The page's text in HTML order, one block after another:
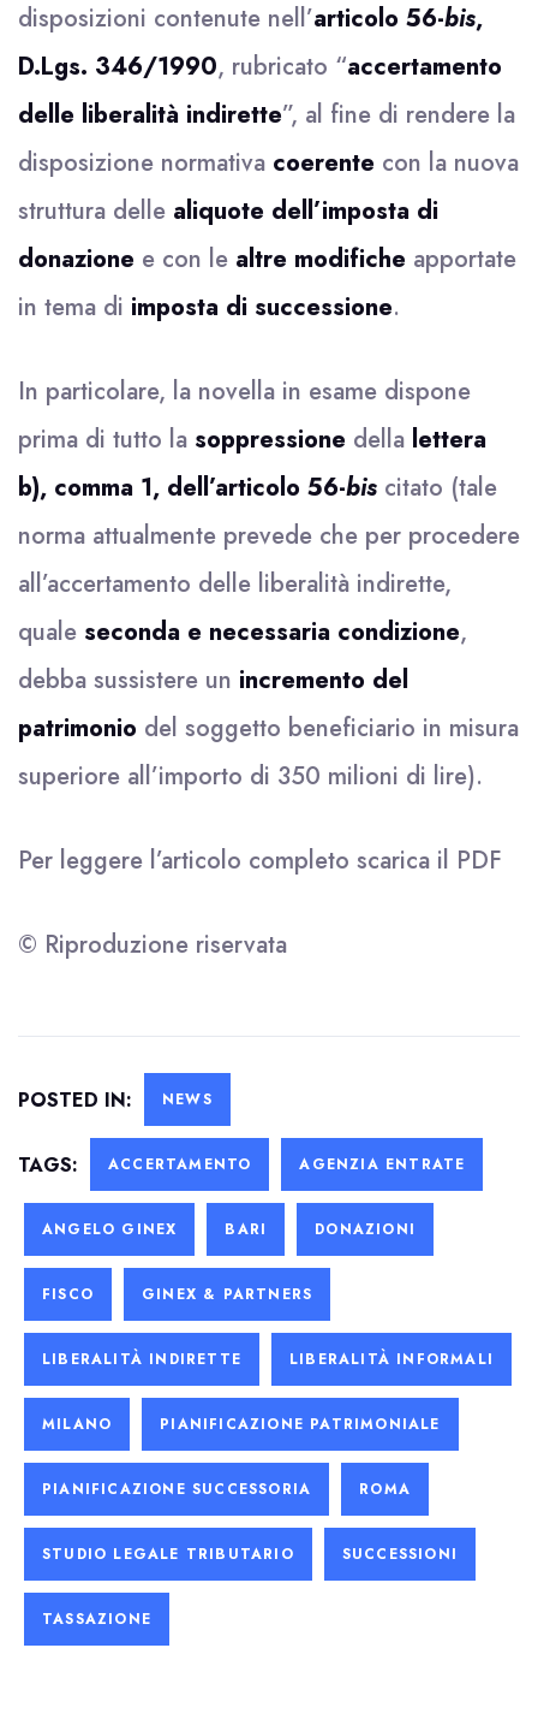
disposizioni contenute nell’articolo 56-bis,
D.Lgs. 346/1990, rubricato “accertamento
delle liberalità indirette”, al fine di rendere la
disposizione normativa coerente con la nuova
struttura delle aliquote dell’imposta di
donazione e con le altre modifiche apportate
in tema di imposta di successione.
In particolare, la novella in esame dispone
prima di tutto la soppressione della lettera
b), comma 1, dell’articolo 56-bis citato (tale
norma attualmente prevede che per procedere
all’accertamento delle liberalità indirette,
quale seconda e necessaria condizione,
debba sussistere un incremento del
patrimonio del soggetto beneficiario in misura
superiore all’importo di 350 milioni di lire).
Per leggere l’articolo completo scarica il PDF
© Riproduzione riservata
POSTED IN: NEWS
TAGS: ACCERTAMENTO AGENZIA ENTRATE
ANGELO GINEX BARI DONAZIONI
FISCO GINEX & PARTNERS
LIBERALITÀ INDIRETTE LIBERALITÀ INFORMALI
MILANO PIANIFICAZIONE PATRIMONIALE
PIANIFICAZIONE SUCCESSORIA ROMA
STUDIO LEGALE TRIBUTARIO SUCCESSIONI
TASSAZIONE